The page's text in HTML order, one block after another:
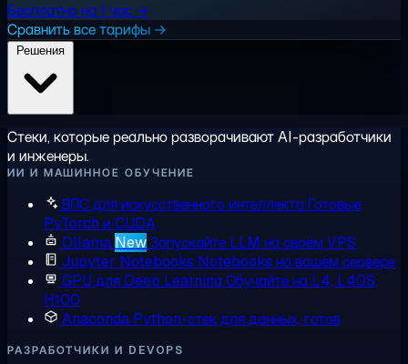
Бесплатно на 1 час →
Сравнить все тарифы →
Стеки, которые реально разворачивают AI-разработчики
и инженеры.
ИИ И МАШИННОЕ ОБУЧЕНИЕ
ВПС для искусственного интеллектаГотовые
PyTorch и CUDA
Ollama NewЗапускайте LLM на своём VPS
Jupyter Notebooks Notebooks на вашем сервере
GPU для Deep Learning Обучайте на L4, L40S,
H100
Anaconda Python-стек для данных, готов
РАЗРАБОТЧИКИ И DEVOPS